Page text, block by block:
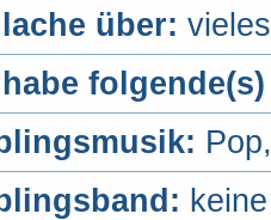
über: